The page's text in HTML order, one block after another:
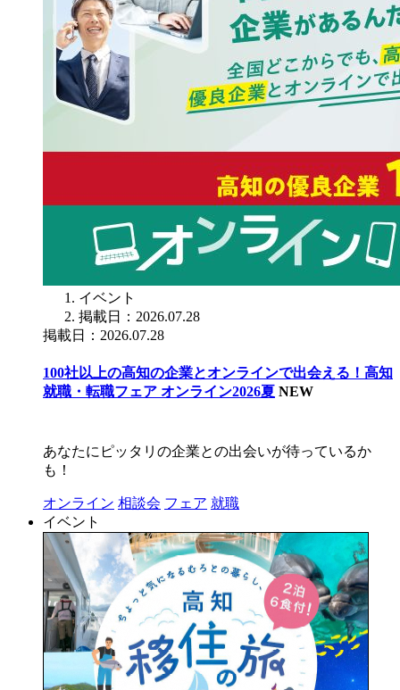
イベント
掲載日：2026.07.28
掲載日：2026.07.28
100社以上の高知の企業とオンラインで出会える！高知
就職・転職フェア オンライン2026夏 NEW
あなたにピッタリの企業との出会いが待っているか
も！
オンライン 相談会 フェア 就職
イベント